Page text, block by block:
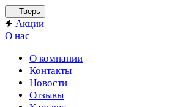
Тверь
Акции
О нас
О компании
Контакты
Новости
Отзывы